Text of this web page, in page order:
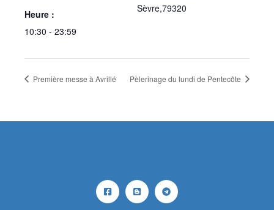
Heure :
10:30 - 23:59
Sèvre,79320
Première messe à Avrillé Pèlerinage du lundi de Pentecôte